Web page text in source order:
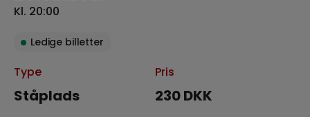
Kl. 20:00
Ledige billetter
Type
Ståplads
Pris
230 DKK